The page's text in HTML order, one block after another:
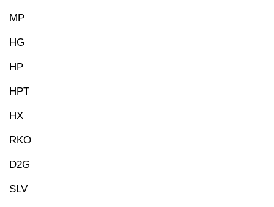
MP
HG
HP
HPT
HX
RKO
D2G
SLV